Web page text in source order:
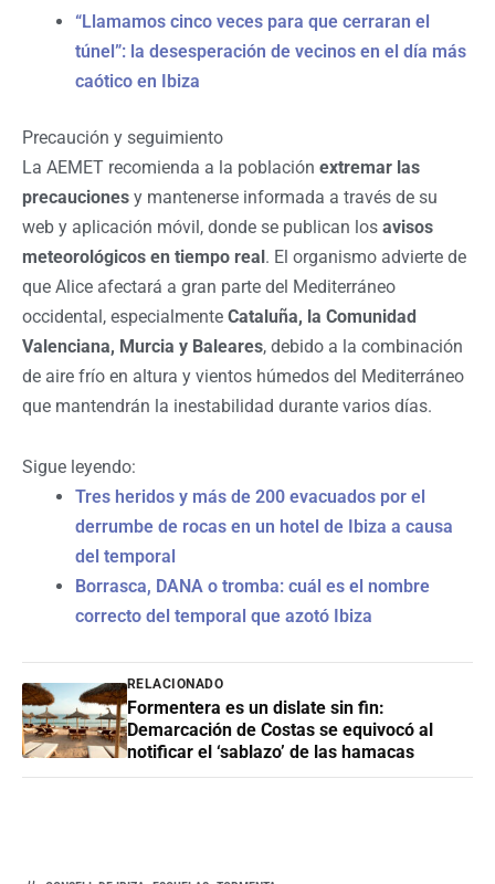
“Llamamos cinco veces para que cerraran el
túnel”: la desesperación de vecinos en el día más
caótico en Ibiza
Precaución y seguimiento
La AEMET recomienda a la población extremar las
precauciones y mantenerse informada a través de su
web y aplicación móvil, donde se publican los avisos
meteorológicos en tiempo real . El organismo advierte de
que Alice afectará a gran parte del Mediterráneo
occidental, especialmente Cataluña, la Comunidad
Valenciana, Murcia y Baleares, debido a la combinación
de aire frío en altura y vientos húmedos del Mediterráneo
que mantendrán la inestabilidad durante varios días.
Sigue leyendo:
Tres heridos y más de 200 evacuados por el
derrumbe de rocas en un hotel de Ibiza a causa
del temporal
Borrasca, DANA o tromba: cuál es el nombre
correcto del temporal que azotó Ibiza
RELACIONADO
Formentera es un dislate sin fin:
Demarcación de Costas se equivocó al
notificar el ‘sablazo’ de las hamacas